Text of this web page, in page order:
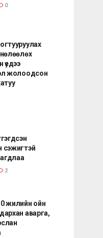
0
үедээ
жолоодсон
сэжигтэй
2
жилийн ойн
аварга,